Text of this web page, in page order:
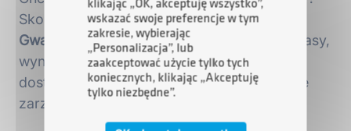
Skorzystaj zARP Pożyczki Obrotowej z
Gwarancją InvestEU– sfinansuj zakupy, zapasy,
wynagrodzenia i bieżące wydatki. Uzyskaj
dostęp do kapitału obrotowego i elastycznie
zarządzaj zabezpieczeniami.
klikając „OK, akceptuję wszystko”,
wskazać swoje preferencje w tym
zakresie, wybierając
„Personalizacja”, lub
zaakceptować użycie tylko tych
koniecznych, klikając „Akceptuję
tylko niezbędne”.